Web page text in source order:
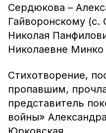
Сердюкова –
Гайворонскому (с.
Николая
Николаевне Минко
Стихотворение,
пропавшим,
представитель
войны»